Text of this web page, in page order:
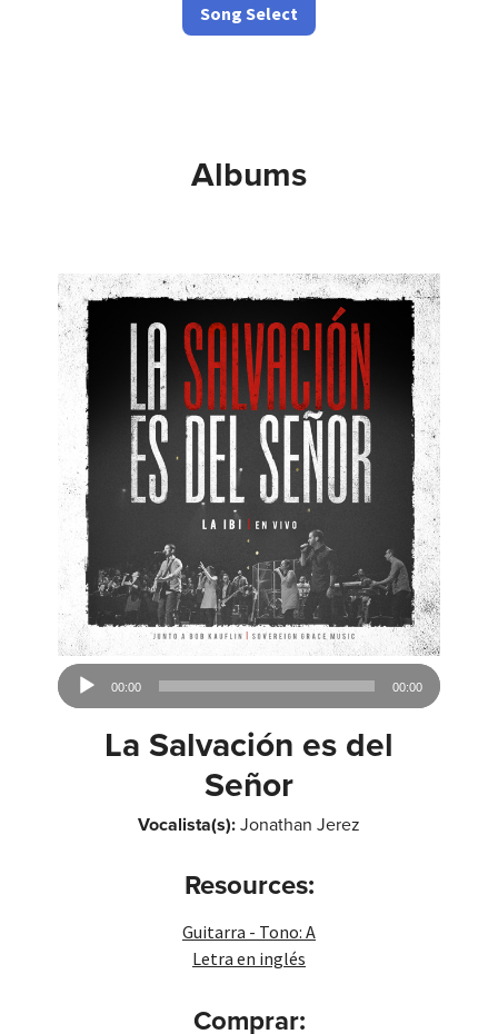
Song Select
Albums
Audio
Player
00:00 00:00
La Salvación es del
Señor
Vocalista(s):Jonathan Jerez
Resources:
Guitarra - Tono: A
Letra en inglés
Comprar: